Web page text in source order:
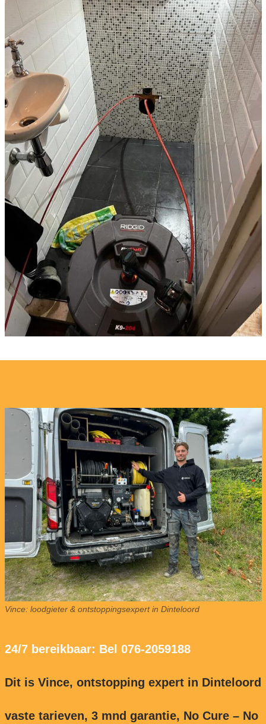
Vince: loodgieter & ontstoppingsexpert in Dinteloord
24/7 bereikbaar: Bel 076-2059188
Dit is Vince, ontstopping expert in Dinteloord
vaste tarieven, 3 mnd garantie, No Cure – No